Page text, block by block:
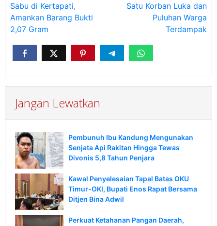
Sabu di Kertapati,
Amankan Barang Bukti
2,07 Gram
Satu Korban Luka dan
Puluhan Warga
Terdampak
Jangan Lewatkan
Pembunuh Ibu Kandung Mengunakan
Senjata Api Rakitan Hingga Tewas
Divonis 5,8 Tahun Penjara
Kawal Penyelesaian Tapal Batas OKU
Timur-OKI, Bupati Enos Rapat Bersama
Ditjen Bina Adwil
Perkuat Ketahanan Pangan Daerah,